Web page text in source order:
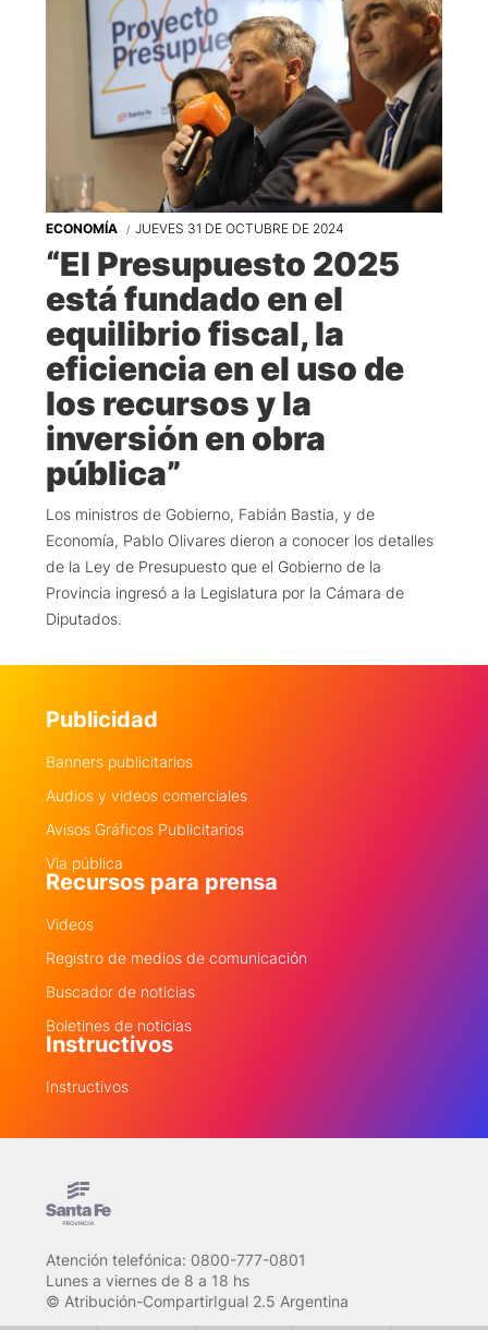
ECONOMÍA JUEVES 31 DE OCTUBRE DE 2024
“El Presupuesto 2025
está fundado en el
equilibrio fiscal, la
eficiencia en el uso de
los recursos y la
inversión en obra
pública”
Los ministros de Gobierno, Fabián Bastia, y de
Economía, Pablo Olivares dieron a conocer los detalles
de la Ley de Presupuesto que el Gobierno de la
Provincia ingresó a la Legislatura por la Cámara de
Diputados.
Publicidad
Banners publicitarios
Audios y videos comerciales
Avisos Gráficos Publicitarios
Via pública
Recursos para prensa
Videos
Registro de medios de comunicación
Buscador de noticias
Boletines de noticias
Instructivos
Instructivos
Atención telefónica: 0800-777-0801
Lunes a viernes de 8 a 18 hs
© Atribución-CompartirIgual 2.5 Argentina